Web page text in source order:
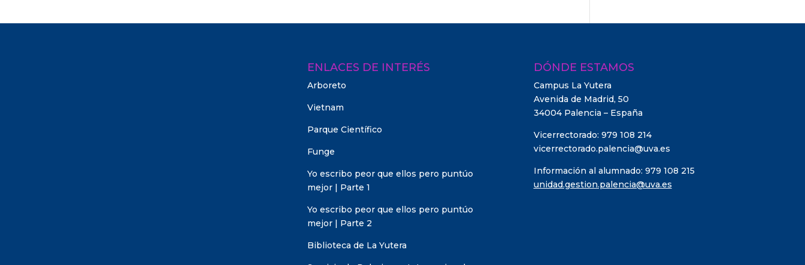
ENLACES DE INTERÉS
Arboreto
Vietnam
Parque Científico
Funge
Yo escribo peor que ellos pero puntúo
mejor | Parte 1
Yo escribo peor que ellos pero puntúo
mejor | Parte 2
Biblioteca de La Yutera
DÓNDE ESTAMOS
Campus La Yutera
Avenida de Madrid, 50
34004 Palencia – España
Vicerrectorado: 979 108 214
vicerrectorado.palencia@uva.es
Información al alumnado: 979 108 215
unidad.gestion.palencia@uva.es